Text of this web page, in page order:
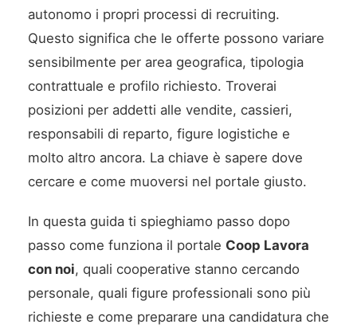
autonomo i propri processi di recruiting.
Questo significa che le offerte possono variare
sensibilmente per area geografica, tipologia
contrattuale e profilo richiesto. Troverai
posizioni per addetti alle vendite, cassieri,
responsabili di reparto, figure logistiche e
molto altro ancora. La chiave è sapere dove
cercare e come muoversi nel portale giusto.
In questa guida ti spieghiamo passo dopo
passo come funziona il portale Coop Lavora
con noi, quali cooperative stanno cercando
personale, quali figure professionali sono più
richieste e come preparare una candidatura che